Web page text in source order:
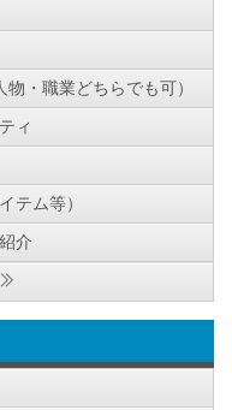
・職業どちらでも可）
ィ
テム等）
介